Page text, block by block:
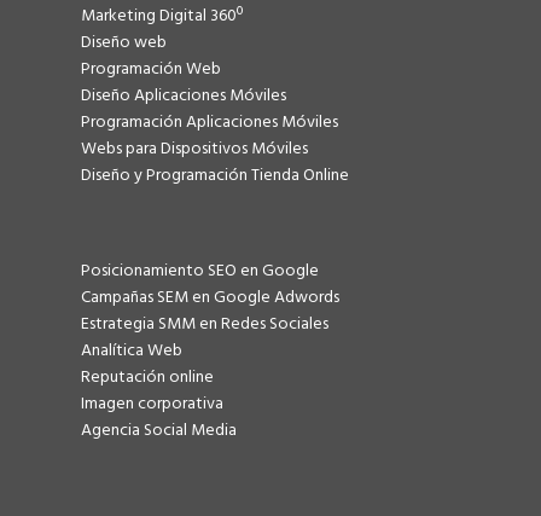
Marketing Digital 360º
Diseño web
Programación Web
Diseño Aplicaciones Móviles
Programación Aplicaciones Móviles
Webs para Dispositivos Móviles
Diseño y Programación Tienda Online
Posicionamiento SEO en Google
Campañas SEM en Google Adwords
Estrategia SMM en Redes Sociales
Analítica Web
Reputación online
Imagen corporativa
Agencia Social Media